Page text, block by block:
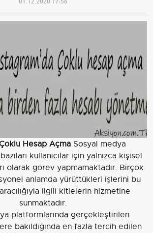
Hesap Açma Sosyal medya
kullanıcılar için yalnızca kişisel
olarak görev yapmamaktadır. Birçok
anlamda yürüttükleri işlerini bu
ilgili kitlelerin hizmetine
sunmaktadır.
platformlarında gerçekleştirilen
bakıldığında en fazla tercih edilen